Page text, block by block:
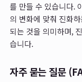
를 만들 수 있습니다.
의 변화에 맞춰 진화
되는 것을 의미하며,
습니다.
자주 묻는 질문